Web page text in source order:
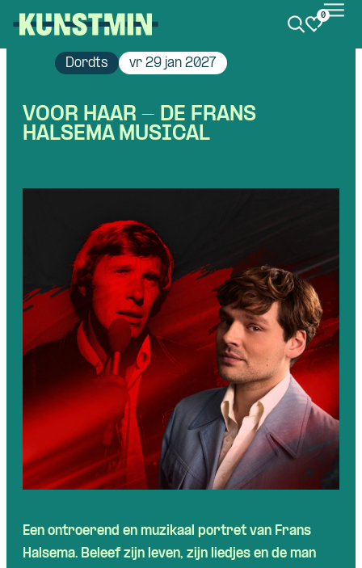
Skip navigatie
0
Dordts vr 29 jan 2027
VOOR HAAR - DE FRANS
HALSEMA MUSICAL
Een ontroerend en muzikaal portret van Frans
Halsema. Beleef zijn leven, zijn liedjes en de man